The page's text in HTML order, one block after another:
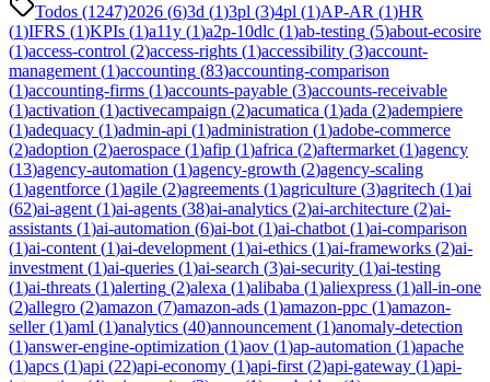
Todos (1247)2026 (6)3d (1)3pl (3)4pl (1)AP-AR (1)HR
(1)IFRS (1)KPIs (1)a11y (1)a2p-10dlc (1)ab-testing (5)about-ecosire
(1)access-control (2)access-rights (1)accessibility (3)account-
management (1)accounting (83)accounting-comparison
(1)accounting-firms (1)accounts-payable (3)accounts-receivable
(1)activation (1)activecampaign (2)acumatica (1)ada (2)adempiere
(1)adequacy (1)admin-api (1)administration (1)adobe-commerce
(2)adoption (2)aerospace (1)afip (1)africa (2)aftermarket (1)agency
(13)agency-automation (1)agency-growth (2)agency-scaling
(1)agentforce (1)agile (2)agreements (1)agriculture (3)agritech (1)ai
(62)ai-agent (1)ai-agents (38)ai-analytics (2)ai-architecture (2)ai-
assistants (1)ai-automation (6)ai-bot (1)ai-chatbot (1)ai-comparison
(1)ai-content (1)ai-development (1)ai-ethics (1)ai-frameworks (2)ai-
investment (1)ai-queries (1)ai-search (3)ai-security (1)ai-testing
(1)ai-threats (1)alerting (2)alexa (1)alibaba (1)aliexpress (1)all-in-one
(2)allegro (2)amazon (7)amazon-ads (1)amazon-ppc (1)amazon-
seller(1)aml (1)analytics (40)announcement (1)anomaly-detection
(1)answer-engine-optimization (1)aov (1)ap-automation (1)apache
(1)apcs (1)api (22)api-economy (1)api-first (2)api-gateway (1)api-